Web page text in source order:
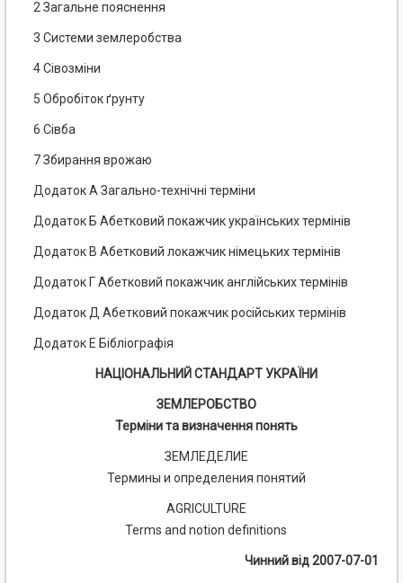
2 Загальне пояснення
3 Системи землеробства
4 Сівозміни
5 Обробіток ґрунту
6 Сівба
7 Збирання врожаю
Додаток А Загально-технічні терміни
Додаток Б Абетковий покажчик українських термінів
Додаток В Абетковий локажчик німецьких термінів
Додаток Г Абетковий покажчик англійських термінів
Додаток Д Абетковий покажчик російських термінів
Додаток Е Бібліографія
НАЦІОНАЛЬНИЙ СТАНДАРТ УКРАЇНИ
ЗЕМЛЕРОБСТВО
Терміни та визначення понять
ЗЕМЛЕДЕЛИЕ
Термины и определения понятий
AGRICULTURE
Terms and notion definitions
Чинний від 2007-07-01